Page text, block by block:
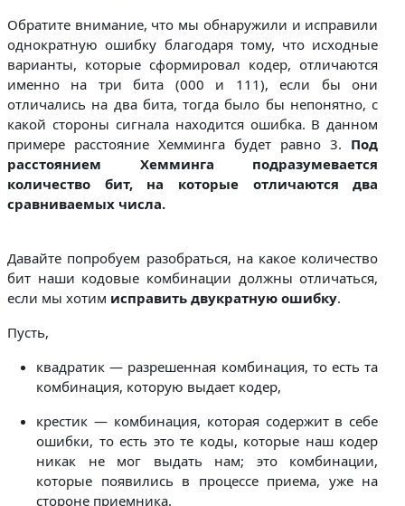
Обратите внимание, что мы обнаружили и исправили
однократную ошибку благодаря тому, что исходные
варианты, которые сформировал кодер, отличаются
именно на три бита (000 и 111), если бы они
отличались на два бита, тогда было бы непонятно, с
какой стороны сигнала находится ошибка. В данном
примере расстояние Хемминга будет равно 3. Под
расстоянием Хемминга подразумевается
количество бит, на которые отличаются два
сравниваемых числа.
Давайте попробуем разобраться, на какое количество
бит наши кодовые комбинации должны отличаться,
если мы хотим исправить двукратную ошибку.
Пусть,
квадратик — разрешенная комбинация, то есть та
комбинация, которую выдает кодер,
крестик — комбинация, которая содержит в себе
ошибки, то есть это те коды, которые наш кодер
никак не мог выдать нам; это комбинации,
которые появились в процессе приема, уже на
стороне приемника.